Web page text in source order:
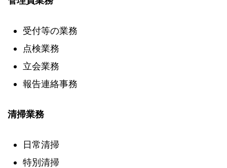
受付等の業務
点検業務
立会業務
報告連絡事務
清掃業務
日常清掃
特別清掃